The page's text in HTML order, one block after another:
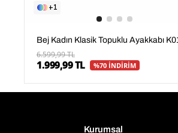
1
6.599,99 TL
1.999,99 TL %70 İNDİRİM
Kurumsal